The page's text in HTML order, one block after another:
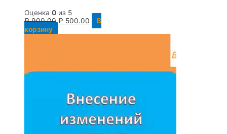
Оценка 0 из 5
₽900.00 ₽ 500.00
В
корзину